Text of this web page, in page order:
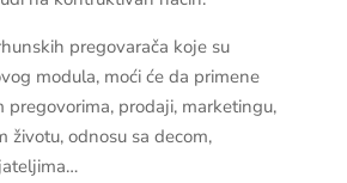
pregovarača koje su
modula, moći će da primene
pregovorima, prodaji, marketingu,
životu, odnosu sa decom,